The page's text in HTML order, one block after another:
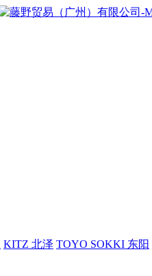
KITZ 北泽 TOYO SOKKI 东阳